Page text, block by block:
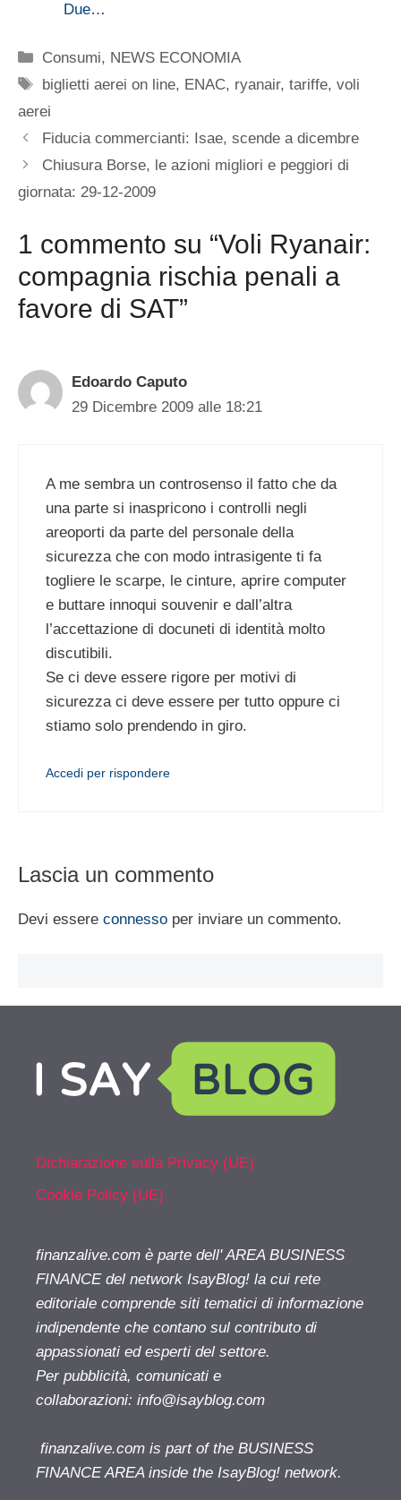
Due…
Categorie
Consumi, NEWS ECONOMIA
Tag
biglietti aerei on line, ENAC, ryanair,tariffe,voli
aerei
Fiducia commercianti: Isae, scende a dicembre
Chiusura Borse, le azioni migliori e peggiori di
giornata: 29-12-2009
1 commento su “Voli Ryanair:
compagnia rischia penali a
favore di SAT”
Edoardo Caputo
29 Dicembre 2009 alle 18:21
A me sembra un controsenso il fatto che da
una parte si inaspricono i controlli negli
areoporti da parte del personale della
sicurezza che con modo intrasigente ti fa
togliere le scarpe, le cinture, aprire computer
e buttare innoqui souvenir e dall’altra
l’accettazione di docuneti di identità molto
discutibili.
Se ci deve essere rigore per motivi di
sicurezza ci deve essere per tutto oppure ci
stiamo solo prendendo in giro.
Accedi per rispondere
Lascia un commento
Devi essere connesso per inviare un commento.
Dichiarazione sulla Privacy (UE)
Cookie Policy (UE)
finanzalive.com è parte dell' AREA BUSINESS
FINANCE del network IsayBlog! la cui rete
editoriale comprende siti tematici di informazione
indipendente che contano sul contributo di
appassionati ed esperti del settore.
Per pubblicità, comunicati e
collaborazioni: info@isayblog.com
finanzalive.com is part of the BUSINESS
FINANCE AREA inside the IsayBlog! network.